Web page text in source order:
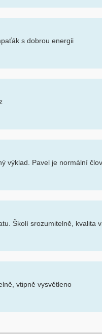
s dobrou energii
výklad. Pavel je normální
Školí srozumitelně, kvalita
vtipně vysvětleno